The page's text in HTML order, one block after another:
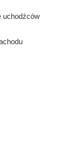
uchodźców